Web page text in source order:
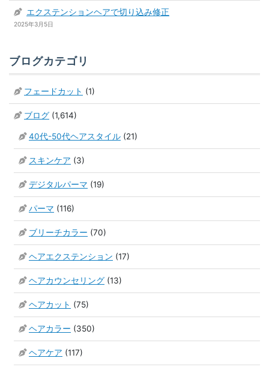
エクステンションヘアで切り込み修正
2025年3月5日
ブログカテゴリ
フェードカット (1)
ブログ (1,614)
40代-50代ヘアスタイル (21)
スキンケア (3)
デジタルパーマ (19)
パーマ (116)
ブリーチカラー (70)
ヘアエクステンション (17)
ヘアカウンセリング (13)
ヘアカット (75)
ヘアカラー (350)
ヘアケア (117)